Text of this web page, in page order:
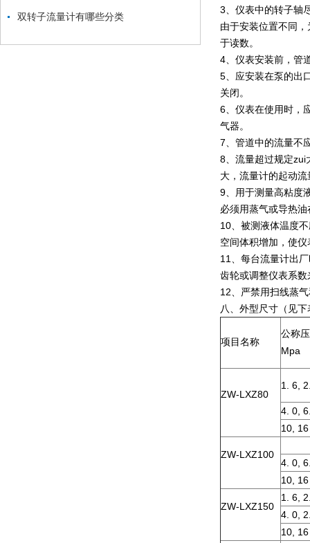
双转子流量计有哪些分类
3、仪表中的转子轴
由于安装位置不同
于读数。
4、仪表安装前，管
5、应安装在泵的出
关闭。
6、仪表在使用时，
气器。
7、管道中的流量不
8、流量超过规定zui
大，流量计的起动
9、用于测量高粘度
必须用蒸气或导热
10、被测液体温度
空间体积增加，使仪
11、每台流量计出
齿轮或调整仪表系
12、严禁用扫线蒸
八、外型尺寸（见
项目名称
公称
Mpa
ZW-LXZ80
1. 6,
4. 0,
10, 16
ZW-LXZ100
4. 0,
10, 16
ZW-LXZ150
1. 6,
4. 0,
10, 16